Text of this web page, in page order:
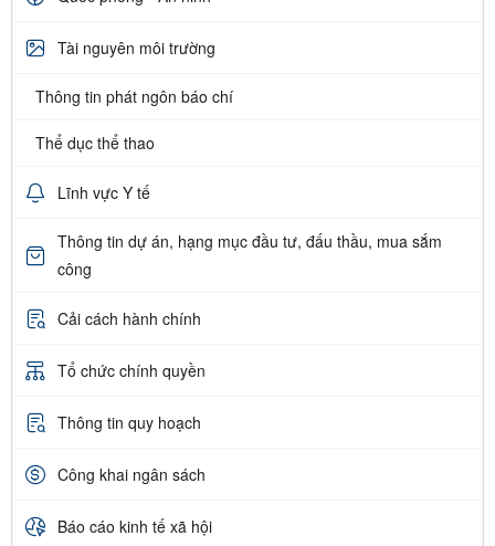
Tài nguyên môi trường
Thông tin phát ngôn báo chí
Thể dục thể thao
Lĩnh vực Y tế
Thông tin dự án, hạng mục đầu tư, đấu thầu, mua sắm
công
Cải cách hành chính
Tổ chức chính quyền
Thông tin quy hoạch
Công khai ngân sách
Báo cáo kinh tế xã hội